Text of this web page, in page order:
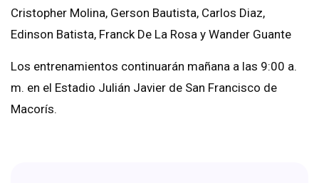
Cristopher Molina, Gerson Bautista, Carlos Diaz,
Edinson Batista, Franck De La Rosa y Wander Guante
Los entrenamientos continuarán mañana a las 9:00 a.
m. en el Estadio Julián Javier de San Francisco de
Macorís.